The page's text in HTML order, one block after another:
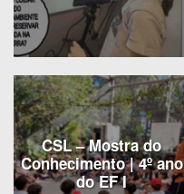
CSL – Mostra do
Conhecimento | 4º ano
do EF I